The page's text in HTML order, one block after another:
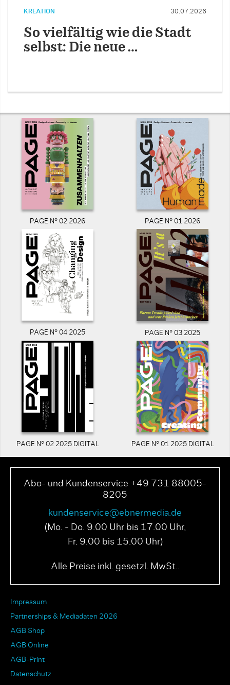
KREATION 30.07.2026
So vielfältig wie die Stadt
selbst: Die neue …
PAGE N° 02 2026 PAGE N° 01 2026
PAGE N° 04 2025 PAGE N° 03 2025
PAGE N° 02 2025 DIGITAL PAGE N° 01 2025 DIGITAL
Abo- und Kundenservice +49 731 88005-
8205
kundenservice@ebnermedia.de
(Mo. - Do. 9.00 Uhr bis 17.00 Uhr,
Fr. 9.00 bis 15.00 Uhr)
Alle Preise inkl. gesetzl. MwSt..
Impressum
Partnerships & Mediadaten 2026
AGB Shop
AGB Online
AGB-Print
Datenschutz